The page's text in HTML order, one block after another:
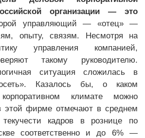
организации — это
управляющий — «отец» —
опыту, связям. Несмотря на
управления компанией,
такому руководителю.
ситуация сложилась в
Казалось бы, о каком
корпоративном климате можно
этой фирме отмечают в среднем
кадров в рознице по
соответственно и до 6% —